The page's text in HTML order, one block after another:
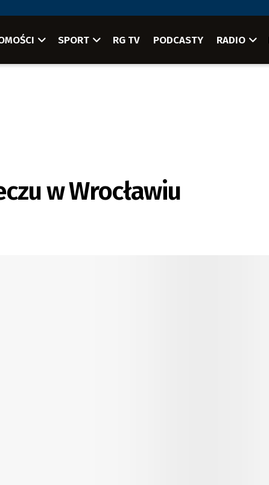
SPORT RG TV PODCASTY RADIO
w Wrocławiu